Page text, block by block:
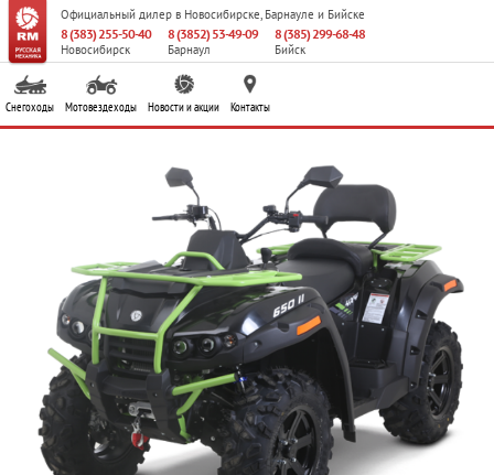
Официальный дилер в Новосибирске, Барнауле и Бийске
8 (383) 255-50-40
Новосибирск
8 (3852) 53-49-09
Барнаул
8 (385) 299-68-48
Бийск
Снегоходы Мотовездеходы Новости и акции Контакты